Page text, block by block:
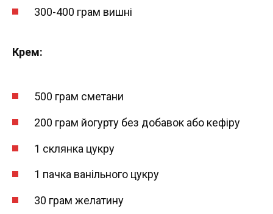
300-400 грам вишні
Крем:
500 грам сметани
200 грам йогурту без добавок або кефіру
1 склянка цукру
1 пачка ванільного цукру
30 грам желатину